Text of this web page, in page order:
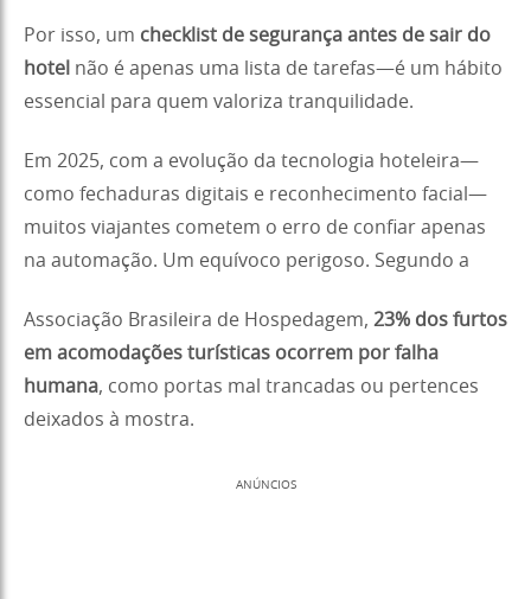
Por isso, um checklist de segurança antes de sair do
hotel não é apenas uma lista de tarefas—é um hábito
essencial para quem valoriza tranquilidade.
Em 2025, com a evolução da tecnologia hoteleira—
como fechaduras digitais e reconhecimento facial—
muitos viajantes cometem o erro de confiar apenas
na automação. Um equívoco perigoso. Segundo a
Associação Brasileira de Hospedagem, 23% dos furtos
em acomodações turísticas ocorrem por falha
humana, como portas mal trancadas ou pertences
deixados à mostra.
ANÚNCIOS